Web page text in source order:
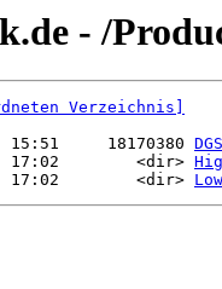
- /
Verzeichnis]
15:51     18170380
17:02        <dir>
17:02        <dir>